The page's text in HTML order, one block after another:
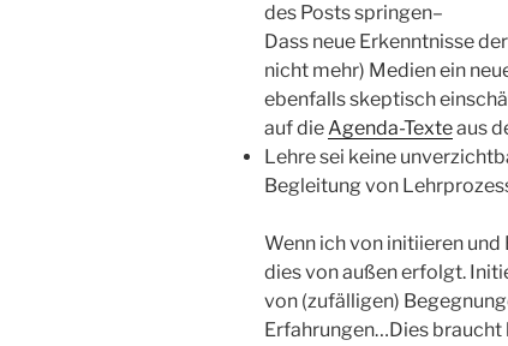
des Posts springen–
Dass neue Erkenntnisse
nicht mehr) Medien ein
ebenfalls skeptisch
auf dieAgenda-Texteaus
Lehre sei keine
Begleitung von
Wenn ich von initiieren und
dies von außen erfolgt.
von (zufälligen)
Erfahrungen…Dies braucht